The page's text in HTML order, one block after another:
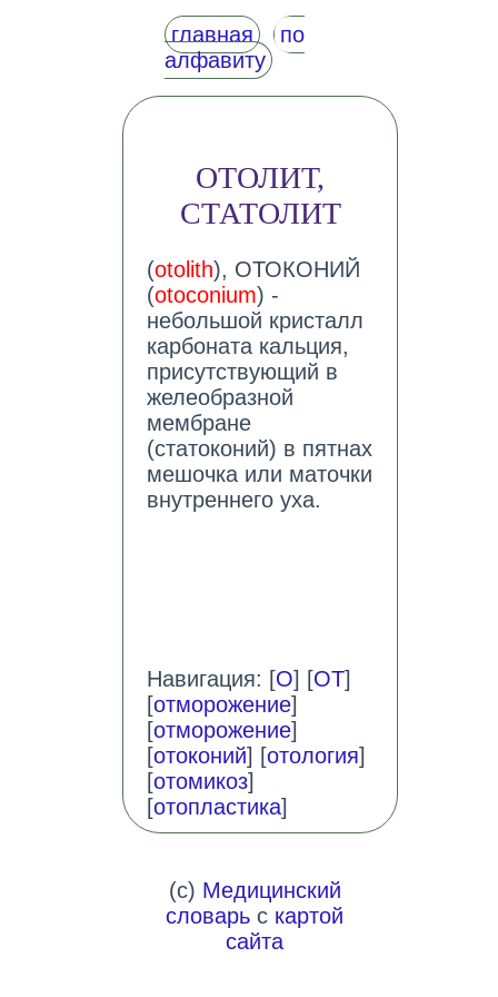
главная
по
алфавиту
ОТОЛИТ,
СТАТОЛИТ
(otolith), ОТОКОНИЙ
(otoconium) -
небольшой кристалл
карбоната кальция,
присутствующий в
желеобразной
мембране
(статоконий) в пятнах
мешочка или маточки
внутреннего уха.
Навигация: [О] [ОТ]
[отморожение]
[отморожение]
[отоконий] [отология]
[отомикоз]
[отопластика]
(c) Медицинский
словарь с картой
сайта